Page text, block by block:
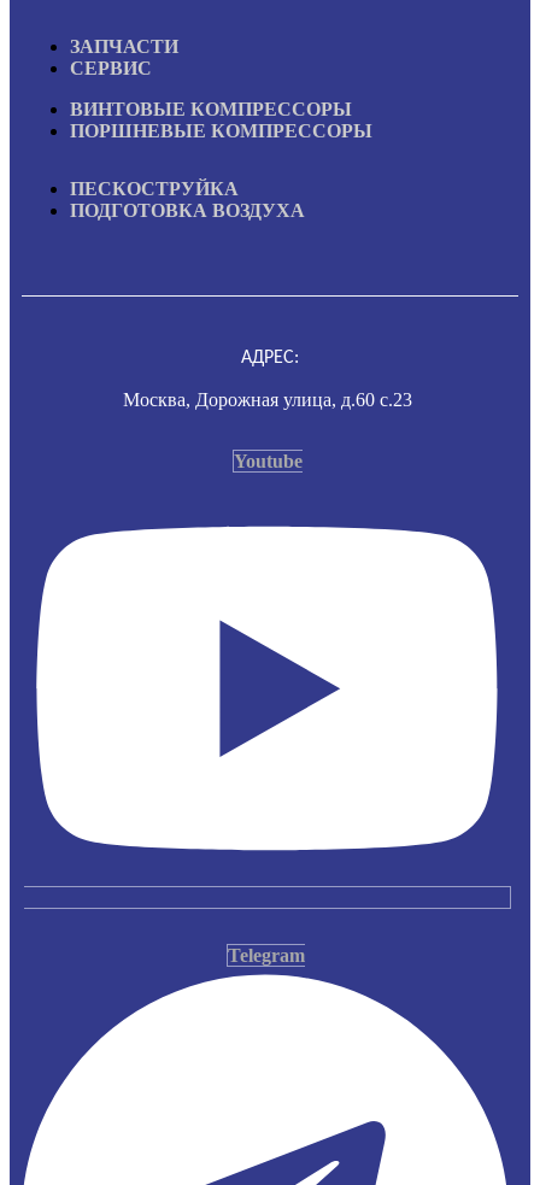
ЗАПЧАСТИ
СЕРВИС
ВИНТОВЫЕ КОМПРЕССОРЫ
ПОРШНЕВЫЕ КОМПРЕССОРЫ
ПЕСКОСТРУЙКА
ПОДГОТОВКА ВОЗДУХА
АДРЕС:
Москва, Дорожная улица, д.60 с.23
Youtube
Telegram